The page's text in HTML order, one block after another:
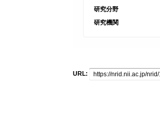
研究分野
研究機関
URL: